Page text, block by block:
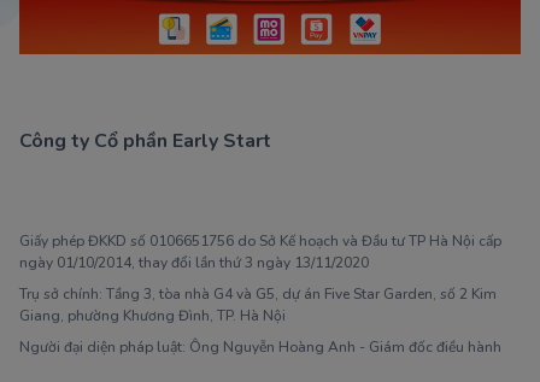
Công ty Cổ phần Early Start
Giấy phép ĐKKD số 0106651756 do Sở Kế hoạch và Đầu tư TP Hà Nội cấp
ngày 01/10/2014, thay đổi lần thứ 3 ngày 13/11/2020
Trụ sở chính: Tầng 3, tòa nhà G4 và G5, dự án Five Star Garden, số 2 Kim
Giang, phường Khương Đình, TP. Hà Nội
Người đại diện pháp luật: Ông Nguyễn Hoàng Anh - Giám đốc điều hành